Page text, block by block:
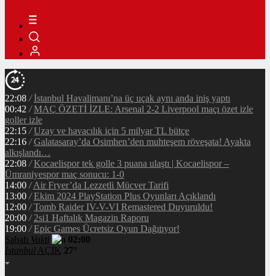
22:08 / İstanbul Havalimanı’na üç uçak aynı anda iniş yaptı
00:42 / MAÇ ÖZETİ İZLE: Arsenal 2-2 Liverpool maçı özet izle
goller izle
22:15 / Uzay ve havacılık için 5 milyar TL bütçe
22:16 / Galatasaray’da Osimhen’den muhteşem röveşata! Ayakta
alkışlandı…
22:08 / Kocaelispor tek golle 3 puana ulaştı | Kocaelispor –
Ümraniyespor maç sonucu: 1-0
14:00 / Air Fryer’da Lezzetli Mücver Tarifi
13:00 / Ekim 2024 PlayStation Plus Oyunları Açıklandı
12:00 / Tomb Raider IV-V-VI Remastered Duyuruldu!
20:00 / 2si1 Haftalık Magazin Raporu
19:00 / Epic Games Ücretsiz Oyun Dağıtıyor!
Sabah Vakti
02:00
İstanbul AÇIK 27°